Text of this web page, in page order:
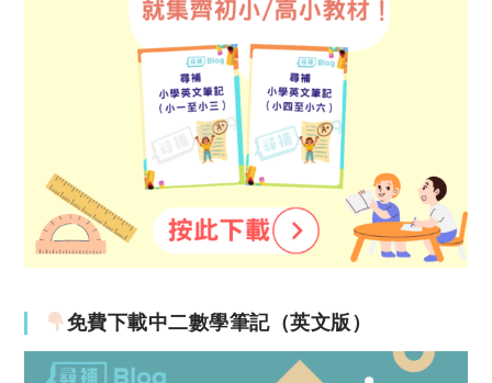
免費下載中二數學筆記（英文版）